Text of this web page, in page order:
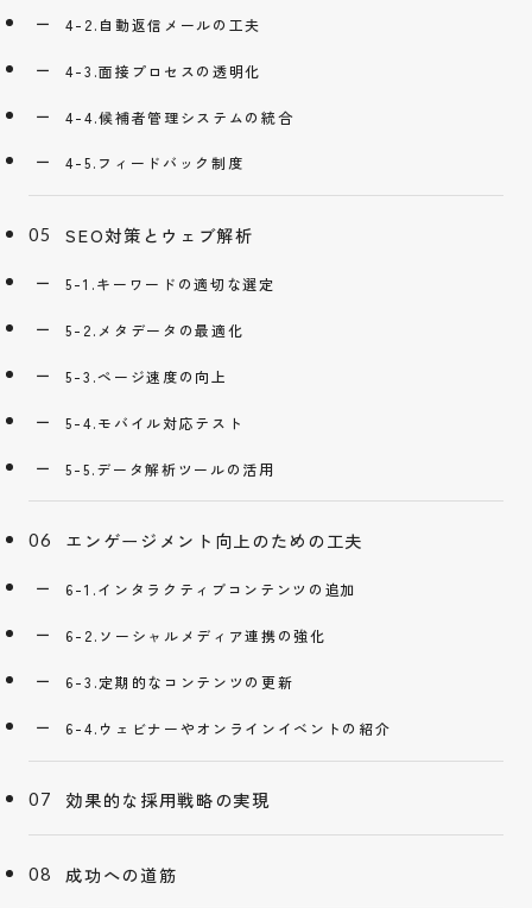
4-2.自動返信メールの工夫
4-3.面接プロセスの透明化
4-4.候補者管理システムの統合
4-5.フィードバック制度
SEO対策とウェブ解析
5-1.キーワードの適切な選定
5-2.メタデータの最適化
5-3.ページ速度の向上
5-4.モバイル対応テスト
5-5.データ解析ツールの活用
エンゲージメント向上のための工夫
6-1.インタラクティブコンテンツの追加
6-2.ソーシャルメディア連携の強化
6-3.定期的なコンテンツの更新
6-4.ウェビナーやオンラインイベントの紹介
効果的な採用戦略の実現
成功への道筋